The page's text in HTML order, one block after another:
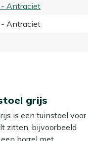
- Antraciet
- Antraciet
grijs
is een tuinstoel voor
zitten, bijvoorbeeld
borrel met